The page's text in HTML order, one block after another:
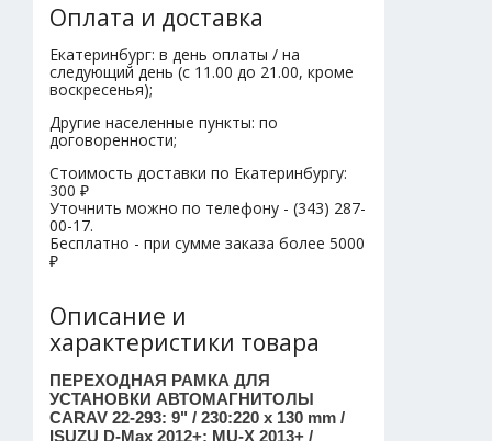
Оплата и доставка
Екатеринбург: в день оплаты / на
следующий день (с 11.00 до 21.00, кроме
воскресенья);
Другие населенные пункты: по
договоренности;
Стоимость доставки по Екатеринбургу:
300 ₽
Уточнить можно по телефону - (343) 287-
00-17.
Бесплатно - при сумме заказа более 5000
₽
Описание и
характеристики товара
ПЕРЕХОДНАЯ РАМКА ДЛЯ
УСТАНОВКИ АВТОМАГНИТОЛЫ
CARAV 22-293: 9" / 230:220 x 130 mm /
ISUZU D-Max 2012+; MU-X 2013+ /